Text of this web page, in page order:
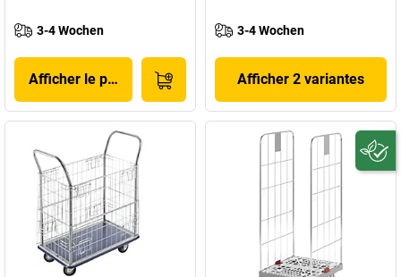
3-4 Wochen
Afficher le produit
3-4 Wochen
Afficher 2 variantes